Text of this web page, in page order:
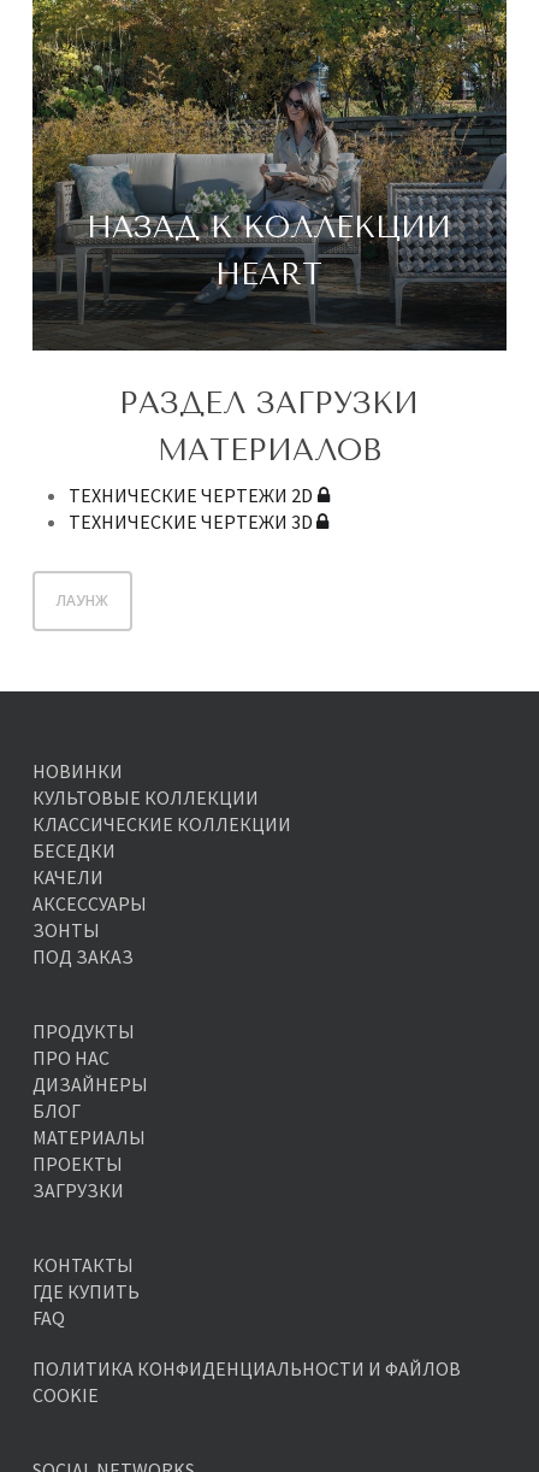
НАЗАД К КОЛЛЕКЦИИ
HEART
РАЗДЕЛ ЗАГРУЗКИ
МАТЕРИАЛОВ
ТЕХНИЧЕСКИЕ ЧЕРТЕЖИ 2D
ТЕХНИЧЕСКИЕ ЧЕРТЕЖИ 3D
ЛАУНЖ
НОВИНКИ
КУЛЬТОВЫЕ КОЛЛЕКЦИИ
КЛАССИЧЕСКИЕ КОЛЛЕКЦИИ
БЕСЕДКИ
КАЧЕЛИ
АКСЕССУАРЫ
ЗОНТЫ
ПОД ЗАКАЗ
ПРОДУКТЫ
ПРО НАС
ДИЗАЙНЕРЫ
БЛОГ
МАТЕРИАЛЫ
ПРОЕКТЫ
ЗАГРУЗКИ
КОНТАКТЫ
ГДЕ КУПИТЬ
FAQ
ПОЛИТИКА КОНФИДЕНЦИАЛЬНОСТИ И ФАЙЛОВ
COOKIE